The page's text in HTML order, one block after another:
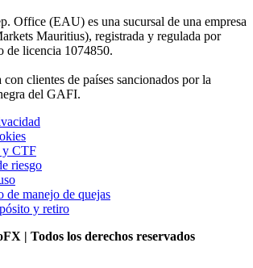
Office (EAU) es una sucursal de una empresa
Mauritius), registrada y regulada por
de licencia 1074850.
clientes de países sancionados por la
del GAFI.
CTF
riesgo
de manejo de quejas
y retiro
| Todos los derechos reservados